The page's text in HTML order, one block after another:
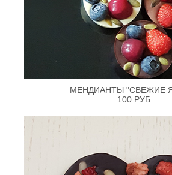
МЕНДИАНТЫ "СВЕЖИЕ
100 РУБ.